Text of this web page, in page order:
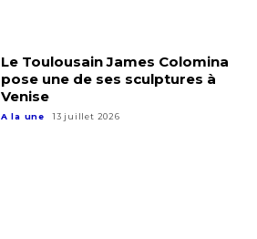
Le Toulousain James Colomina
pose une de ses sculptures à
Venise
A la une 13 juillet 2026